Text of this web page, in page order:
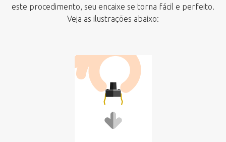
este procedimento, seu encaixe se torna fácil e perfeito.
Veja as ilustrações abaixo: